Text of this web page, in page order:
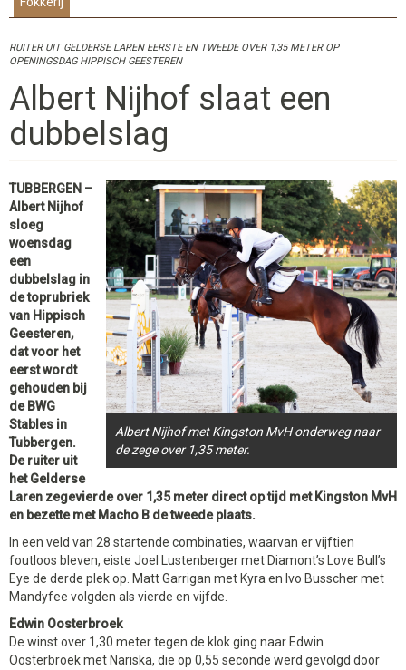
RUITER UIT GELDERSE LAREN EERSTE EN TWEEDE OVER 1,35 METER OP
OPENINGSDAG HIPPISCH GEESTEREN
Albert Nijhof slaat een
dubbelslag
Albert Nijhof met Kingston MvH onderweg naar
de zege over 1,35 meter.
TUBBERGEN –
Albert Nijhof
sloeg
woensdag
een
dubbelslag in
de toprubriek
van Hippisch
Geesteren,
dat voor het
eerst wordt
gehouden bij
de BWG
Stables in
Tubbergen.
De ruiter uit
het Gelderse
Laren zegevierde over 1,35 meter direct op tijd met Kingston MvH
en bezette met Macho B de tweede plaats.
In een veld van 28 startende combinaties, waarvan er vijftien
foutloos bleven, eiste Joel Lustenberger met Diamont’s Love Bull’s
Eye de derde plek op. Matt Garrigan met Kyra en Ivo Busscher met
Mandyfee volgden als vierde en vijfde.
Edwin Oosterbroek
De winst over 1,30 meter tegen de klok ging naar Edwin
Oosterbroek met Nariska, die op 0,55 seconde werd gevolgd door